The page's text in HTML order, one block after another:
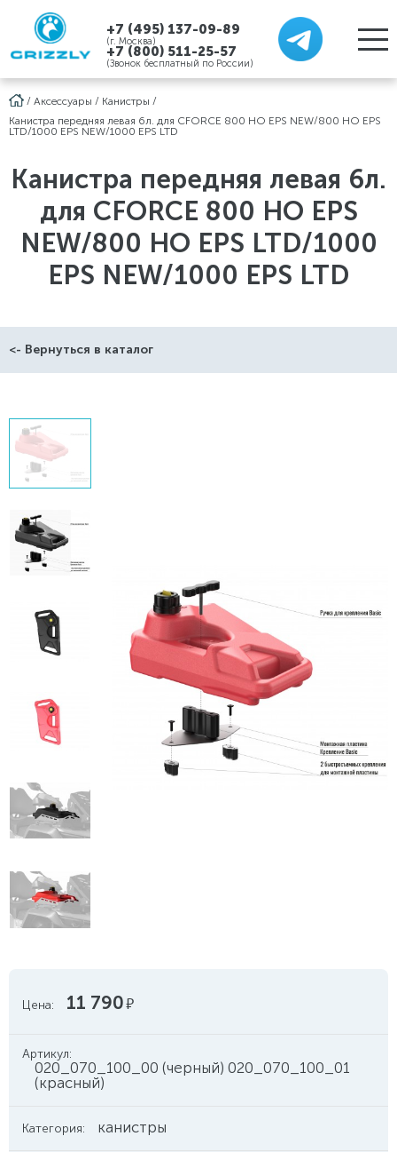
+7 (495) 137-09-89
(г. Москва)
+7 (800) 511-25-57
(Звонок бесплатный по России)
/ Аксессуары / Канистры /
Канистра передняя левая 6л. для CFORCE 800 HO EPS NEW/800 HO EPS
LTD/1000 EPS NEW/1000 EPS LTD
Канистра передняя левая 6л.
для CFORCE 800 HO EPS
NEW/800 HO EPS LTD/1000
EPS NEW/1000 EPS LTD
<- Вернуться в каталог
Цена: 11 790руб.
Артикул:
020_070_100_00 (черный) 020_070_100_01
(красный)
Категория: канистры